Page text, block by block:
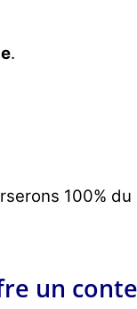
.
100%
un